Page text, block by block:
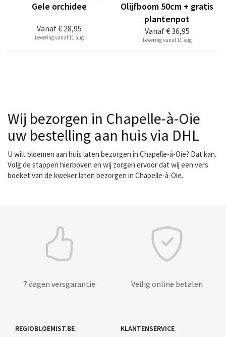
Vanaf€ 28,95
Gele orchidee
Levering vanaf 11 aug
Vanaf€ 36,95
Olijfboom 50cm + gratis
plantenpot
Levering vanaf 11 aug
Wij bezorgen in Chapelle-à-Oie
uw bestelling aan huis via DHL
U wilt bloemen aan huis laten bezorgen in Chapelle-à-Oie? Dat kan.
Volg de stappen hierboven en wij zorgen ervoor dat wij een vers
boeket van de kweker laten bezorgen in Chapelle-à-Oie.
7 dagen versgarantie Veilig online betalen
REGIOBLOEMIST.BE KLANTENSERVICE